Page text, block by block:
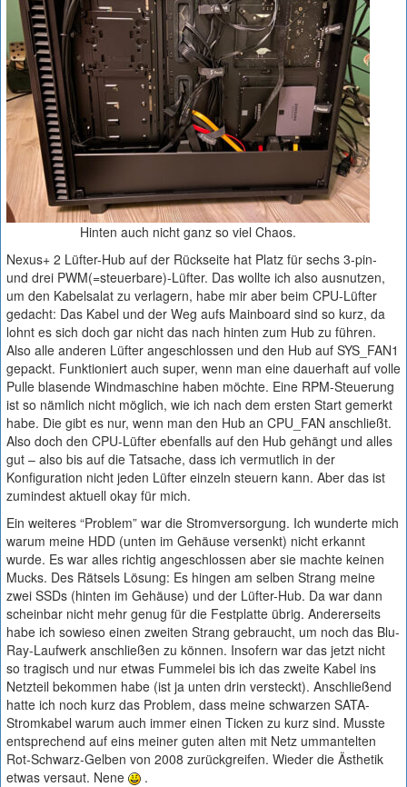
Hinten auch nicht ganz so viel Chaos.
Nexus+ 2 Lüfter-Hub auf der Rückseite hat Platz für sechs 3-pin-
und drei PWM(=steuerbare)-Lüfter. Das wollte ich also ausnutzen,
um den Kabelsalat zu verlagern, habe mir aber beim CPU-Lüfter
gedacht: Das Kabel und der Weg aufs Mainboard sind so kurz, da
lohnt es sich doch gar nicht das nach hinten zum Hub zu führen.
Also alle anderen Lüfter angeschlossen und den Hub auf SYS_FAN1
gepackt. Funktioniert auch super, wenn man eine dauerhaft auf volle
Pulle blasende Windmaschine haben möchte. Eine RPM-Steuerung
ist so nämlich nicht möglich, wie ich nach dem ersten Start gemerkt
habe. Die gibt es nur, wenn man den Hub an CPU_FAN anschließt.
Also doch den CPU-Lüfter ebenfalls auf den Hub gehängt und alles
gut – also bis auf die Tatsache, dass ich vermutlich in der
Konfiguration nicht jeden Lüfter einzeln steuern kann. Aber das ist
zumindest aktuell okay für mich.
Ein weiteres “Problem” war die Stromversorgung. Ich wunderte mich
warum meine HDD (unten im Gehäuse versenkt) nicht erkannt
wurde. Es war alles richtig angeschlossen aber sie machte keinen
Mucks. Des Rätsels Lösung: Es hingen am selben Strang meine
zwei SSDs (hinten im Gehäuse) und der Lüfter-Hub. Da war dann
scheinbar nicht mehr genug für die Festplatte übrig. Andererseits
habe ich sowieso einen zweiten Strang gebraucht, um noch das Blu-
Ray-Laufwerk anschließen zu können. Insofern war das jetzt nicht
so tragisch und nur etwas Fummelei bis ich das zweite Kabel ins
Netzteil bekommen habe (ist ja unten drin versteckt). Anschließend
hatte ich noch kurz das Problem, dass meine schwarzen SATA-
Stromkabel warum auch immer einen Ticken zu kurz sind. Musste
entsprechend auf eins meiner guten alten mit Netz ummantelten
Rot-Schwarz-Gelben von 2008 zurückgreifen. Wieder die Ästhetik
etwas versaut. Nene
.